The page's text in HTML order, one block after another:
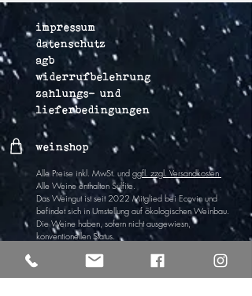
impressum
datenschutz
agb
widerrufbelehrung
zahlungs- und
lieferbedingungen
weinshop
Alle Preise inkl. MwSt. und ggfl. zzgl. Versandkosten
Alle Weine enthalten Sulfite
Das Weingut istseit 2022 Mitglied bei Ecovin und
befindet sich in Umstellung auf ökologischen Weinbau.
Die Weine haben, sofern nicht ausgewiesn,
konventionellen Status.
Vertrag widerrufen